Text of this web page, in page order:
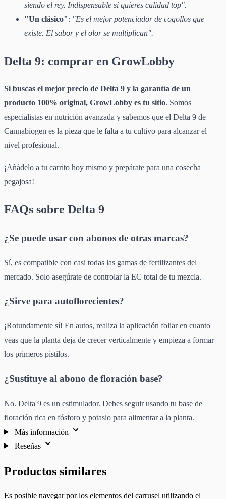
siendo el rey. Indispensable si quieres calidad top".
"Un clásico": "Es el mejor potenciador de cogollos que
existe. El sabor y el olor se multiplican".
Delta 9: comprar en GrowLobby
Si buscas el mejor precio de Delta 9 y la garantía de un
producto 100% original, GrowLobby es tu sitio. Somos
especialistas en nutrición avanzada y sabemos que el Delta 9 de
Cannabiogen es la pieza que le falta a tu cultivo para alcanzar el
nivel profesional.
¡Añádelo a tu carrito hoy mismo y prepárate para una cosecha
pegajosa!
FAQs sobre Delta 9
¿Se puede usar con abonos de otras marcas?
Sí, es compatible con casi todas las gamas de fertilizantes del
mercado. Solo asegúrate de controlar la EC total de tu mezcla.
¿Sirve para autoflorecientes?
¡Rotundamente sí! En autos, realiza la aplicación foliar en cuanto
veas que la planta deja de crecer verticalmente y empieza a formar
los primeros pistilos.
¿Sustituye al abono de floración base?
No. Delta 9 es un estimulador. Debes seguir usando tu base de
floración rica en fósforo y potasio para alimentar a la planta.
Más información
Reseñas
Productos similares
Es posible navegar por los elementos del carrusel utilizando el